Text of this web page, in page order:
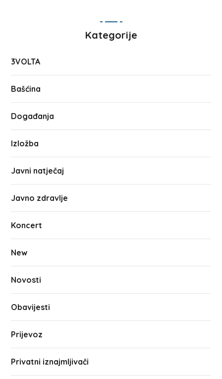
Kategorije
3VOLTA
Bašćina
Događanja
Izložba
Javni natječaj
Javno zdravlje
Koncert
New
Novosti
Obavijesti
Prijevoz
Privatni iznajmljivači